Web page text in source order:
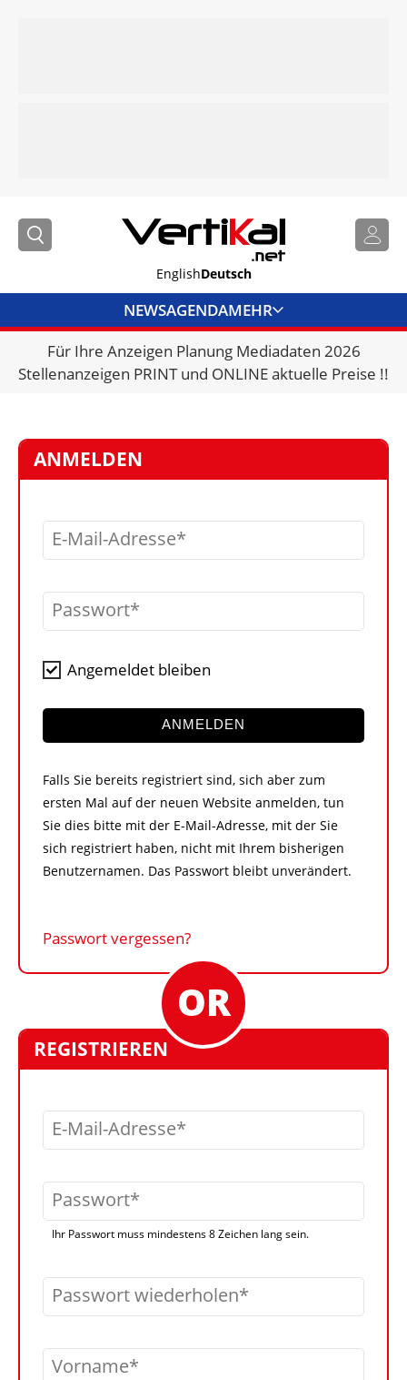
EnglishDeutsch
NEWSAGENDAMEHR
BRANCHENLINKS
VERMIETER
VIDEOS
BIBLIOTHEK
KRAN & BÜHNE
KONTAKT
Für Ihre Anzeigen Planung Mediadaten 2026
Stellenanzeigen PRINT und ONLINE aktuelle Preise !!
ANMELDEN
E-Mail-Adresse
Passwort
Angemeldet bleiben
ANMELDEN
Falls Sie bereits registriert sind, sich aber zum
ersten Mal auf der neuen Website anmelden, tun
Sie dies bitte mit der E-Mail-Adresse, mit der Sie
sich registriert haben, nicht mit Ihrem bisherigen
Benutzernamen. Das Passwort bleibt unverändert.
Passwort vergessen?
REGISTRIEREN
E-Mail-Adresse
Passwort
Ihr Passwort muss mindestens 8 Zeichen lang sein.
Passwort wiederholen
Vorname